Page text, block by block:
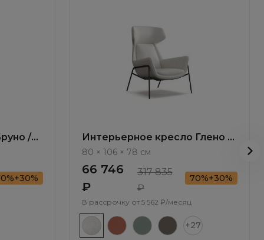
/
Интерьерное кресло Глено /
Gleno ММ107.1
80 × 106 × 78 см
66 746
₽
317 835
₽
70%+30%
В рассрочку от 5 562 ₽/месяц
+27